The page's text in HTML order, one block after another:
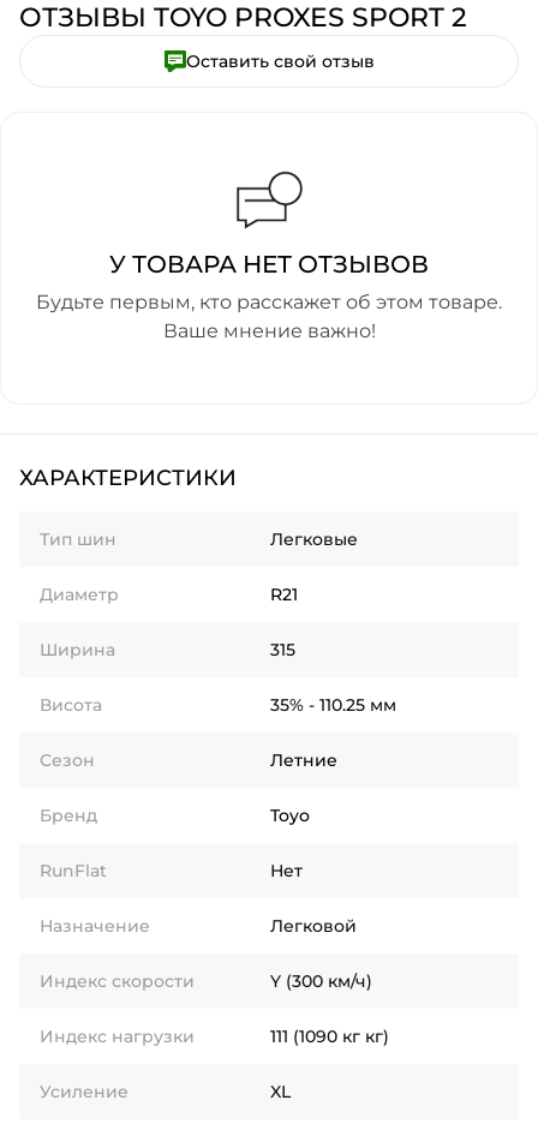
ОТЗЫВЫ TOYO PROXES SPORT 2
Оставить свой отзыв
У ТОВАРА НЕТ ОТЗЫВОВ
Будьте первым, кто расскажет об этом товаре.
Ваше мнение важно!
ХАРАКТЕРИСТИКИ
Тип шин Легковые
Диаметр R21
Ширина 315
Висота 35% - 110.25 мм
Сезон Летние
Бренд Toyo
RunFlat Нет
Назначение Легковой
Индекс скорости Y (300 км/ч)
Индекс нагрузки 111 (1090 кг кг)
Усиление XL